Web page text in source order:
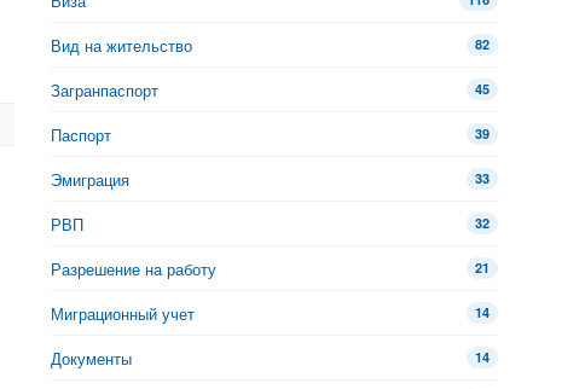
Вид на жительство 82
Загранпаспорт 45
Паспорт 39
Эмиграция 33
РВП 32
Разрешение на работу 21
Миграционный учет 14
Документы 14